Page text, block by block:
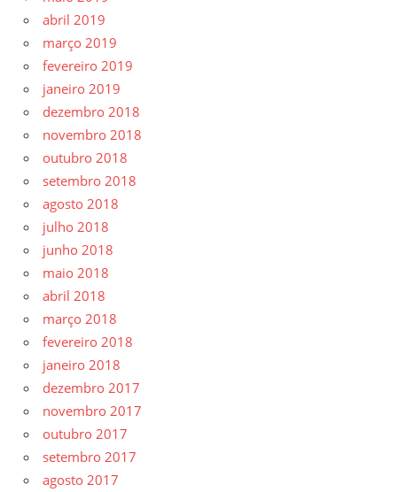
abril 2019
março 2019
fevereiro 2019
janeiro 2019
dezembro 2018
novembro 2018
outubro 2018
setembro 2018
agosto 2018
julho 2018
junho 2018
maio 2018
abril 2018
março 2018
fevereiro 2018
janeiro 2018
dezembro 2017
novembro 2017
outubro 2017
setembro 2017
agosto 2017